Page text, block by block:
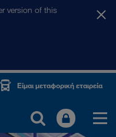
version of this
Είμαι μεταφορική εταιρεία